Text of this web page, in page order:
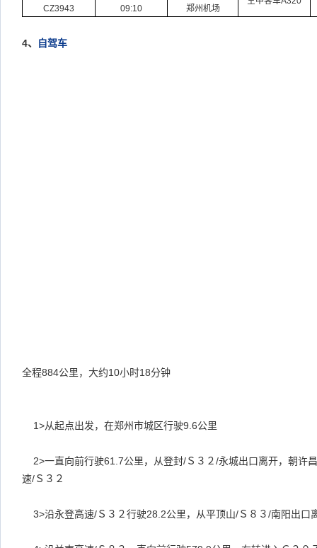
CZ3943 09:10 郑州机场
4、 自驾车
全程884公里，大约10小时18分钟
1>从起点出发，在郑州市城区行驶9.6公里
2>一直向前行驶61.7公里，从登封/Ｓ３２/永城出口离开，朝许
速/Ｓ３２
3>沿永登高速/Ｓ３２行驶28.2公里，从平顶山/Ｓ８３/南阳出口